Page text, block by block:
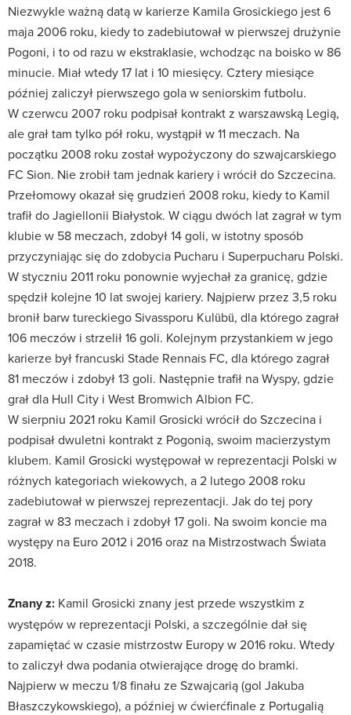
Niezwykle ważną datą w karierze Kamila Grosickiego jest 6
maja 2006 roku, kiedy to zadebiutował w pierwszej drużynie
Pogoni, i to od razu w ekstraklasie, wchodząc na boisko w 86
minucie. Miał wtedy 17 lat i 10 miesięcy. Cztery miesiące
później zaliczył pierwszego gola w seniorskim futbolu.
W czerwcu 2007 roku podpisał kontrakt z warszawską Legią,
ale grał tam tylko pół roku, wystąpił w 11 meczach. Na
początku 2008 roku został wypożyczony do szwajcarskiego
FC Sion. Nie zrobił tam jednak kariery i wrócił do Szczecina.
Przełomowy okazał się grudzień 2008 roku, kiedy to Kamil
trafił do Jagiellonii Białystok. W ciągu dwóch lat zagrał w tym
klubie w 58 meczach, zdobył 14 goli, w istotny sposób
przyczyniając się do zdobycia Pucharu i Superpucharu Polski.
W styczniu 2011 roku ponownie wyjechał za granicę, gdzie
spędził kolejne 10 lat swojej kariery. Najpierw przez 3,5 roku
bronił barw tureckiego Sivassporu Kulübü, dla którego zagrał
106 meczów i strzelił 16 goli. Kolejnym przystankiem w jego
karierze był francuski Stade Rennais FC, dla którego zagrał
81 meczów i zdobył 13 goli. Następnie trafił na Wyspy, gdzie
grał dla Hull City i West Bromwich Albion FC.
W sierpniu 2021 roku Kamil Grosicki wrócił do Szczecina i
podpisał dwuletni kontrakt z Pogonią, swoim macierzystym
klubem. Kamil Grosicki występował w reprezentacji Polski w
różnych kategoriach wiekowych, a 2 lutego 2008 roku
zadebiutował w pierwszej reprezentacji. Jak do tej pory
zagrał w 83 meczach i zdobył 17 goli. Na swoim koncie ma
występy na Euro 2012 i 2016 oraz na Mistrzostwach Świata
2018.
Znany z: Kamil Grosicki znany jest przede wszystkim z
występów w reprezentacji Polski, a szczególnie dał się
zapamiętać w czasie mistrzostw Europy w 2016 roku. Wtedy
to zaliczył dwa podania otwierające drogę do bramki.
Najpierw w meczu 1/8 finału ze Szwajcarią (gol Jakuba
Błaszczykowskiego), a później w ćwierćfinale z Portugalią